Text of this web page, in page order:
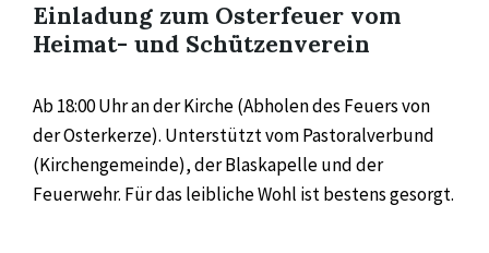
Einladung zum Osterfeuer vom
Heimat- und Schützenverein
Ab 18:00 Uhr an der Kirche (Abholen des Feuers von
der Osterkerze). Unterstützt vom Pastoralverbund
(Kirchengemeinde), der Blaskapelle und der
Feuerwehr. Für das leibliche Wohl ist bestens gesorgt.